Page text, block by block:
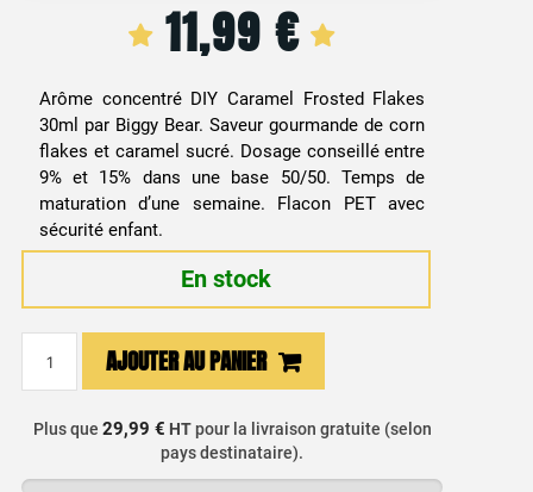
11,99 €
Arôme concentré DIY Caramel Frosted Flakes
30ml par Biggy Bear. Saveur gourmande de corn
flakes et caramel sucré. Dosage conseillé entre
9% et 15% dans une base 50/50. Temps de
maturation d’une semaine. Flacon PET avec
sécurité enfant.
En stock
Concentré
Corn
AJOUTER AU PANIER
Plus que 29,99 € HTpour la livraison gratuite (selon
pays destinataire).